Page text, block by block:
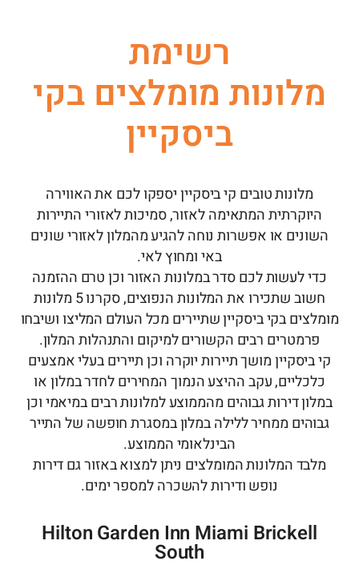
רשימת
מלונות מומלצים בקי
ביסקיין
מלונות טובים קי ביסקיין יספקו לכם את האווירה
היוקרתית המתאימה לאזור, סמיכות לאזורי התיירות
השונים או אפשרות נוחה להגיע מהמלון לאזורי שונים
באי ומחוץ לאי.
כדי לעשות לכם סדר במלונות האזור וכן טרם ההזמנה
חשוב שתכירו את המלונות הנפוצים, סקרנו 5 מלונות
מומלצים בקי ביסקיין שתיירים מכל העולם המליצו ושיבחו
פרמטרים רבים הקשורים למיקום והתנהלות המלון.
קי ביסקיין מושך תיירות יוקרה וכן תיירים בעלי אמצעים
כלכליים, עקב ההיצע הנמוך המחירים לחדר במלון או
במלון דירות גבוהים מהממוצע למלונות רבים במיאמי וכן
גבוהים ממחיר ללילה במלון במסגרת חופשה של התייר
הבינלאומי הממוצע.
מלבד המלונות המומלצים ניתן למצוא באזור גם דירות
נופש ודירות להשכרה למספר ימים.
Hilton Garden Inn Miami Brickell
South